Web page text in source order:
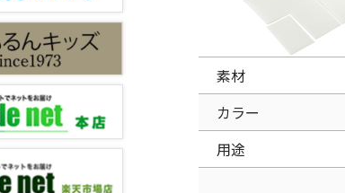
素材
カラー
用途